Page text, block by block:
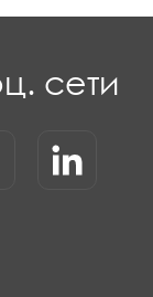
сети